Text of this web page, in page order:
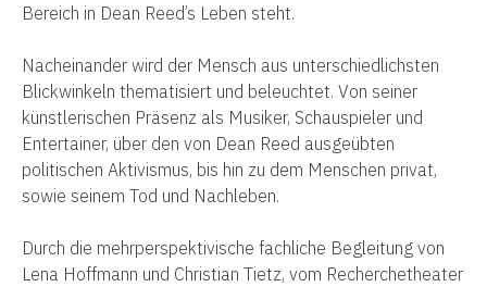
Bereich in Dean Reed’s Leben steht.
Nacheinander wird der Mensch aus unterschiedlichsten
Blickwinkeln thematisiert und beleuchtet. Von seiner
künstlerischen Präsenz als Musiker, Schauspieler und
Entertainer, über den von Dean Reed ausgeübten
politischen Aktivismus, bis hin zu dem Menschen privat,
sowie seinem Tod und Nachleben.
Durch die mehrperspektivische fachliche Begleitung von
Lena Hoffmann und Christian Tietz, vom Recherchetheater